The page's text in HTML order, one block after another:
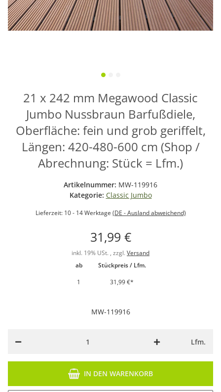
21 x 242 mm Megawood Classic
Jumbo Nussbraun Barfußdiele,
Oberfläche: fein und grob geriffelt,
Längen: 420-480-600 cm (Shop /
Abrechnung: Stück = Lfm.)
Artikelnummer: MW-119916
Kategorie: Classic Jumbo
Lieferzeit: 10 - 14 Werktage (DE - Ausland abweichend)
31,99 €
inkl. 19% USt. , zzgl. Versand
ab
Stückpreis / Lfm.
1
31,99 €*
MW-119916
Lfm.
IN DEN WARENKORB